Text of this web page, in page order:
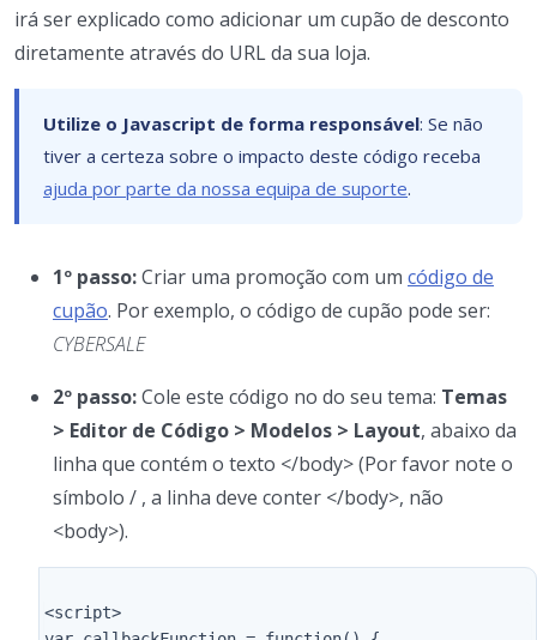
irá ser explicado como adicionar um cupão de desconto
diretamente através do URL da sua loja.
Utilize o Javascript de forma responsável: Se não
tiver a certeza sobre o impacto deste código receba
ajuda por parte da nossa equipa de suporte.
1º passo:Criar uma promoção com um código de
cupão. Por exemplo, o código de cupão pode ser:
CYBERSALE
2º passo:Cole este código no do seu tema: Temas
> Editor de Código > Modelos > Layout, abaixo da
linha que contém o texto </body> (Por favor note o
símbolo / , a linha deve conter </body>, não
<body>).
<script>